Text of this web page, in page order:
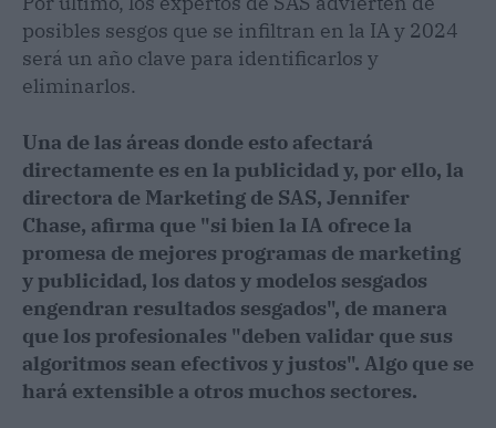
posibles sesgos que se infiltran en la IA y 2024
será un año clave para identificarlos y
eliminarlos.
Una de las áreas donde esto afectará
directamente es en la publicidad y, por ello, la
directora de Marketing de SAS, Jennifer
Chase, afirma que "si bien la IA ofrece la
promesa de mejores programas de marketing
y publicidad, los datos y modelos sesgados
engendran resultados sesgados", de manera
que los profesionales "deben validar que sus
algoritmos sean efectivos y justos". Algo que se
hará extensible a otros muchos sectores.